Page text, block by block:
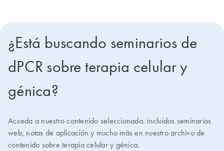
¿Está buscando seminarios de
dPCR sobre terapia celular y
génica?
Acceda a nuestro contenido seleccionado, incluidos seminarios
web, notas de aplicación y mucho más en nuestro archivo de
contenido sobre terapia celular y génica.